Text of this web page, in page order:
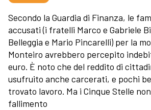
Secondo la Guardia di Finanza, le
accusati (i fratelli Marco e Gabriele
Belleggia e Mario Pincarelli) per la
Monteiro avrebbero percepito
euro. È noto che del reddito di
usufruito anche carcerati, e pochi
trovato lavoro. Ma i Cinque Stelle
fallimento